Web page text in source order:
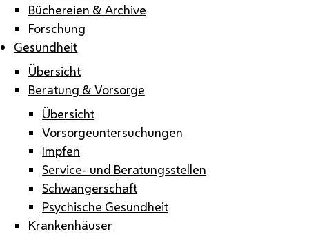
Büchereien & Archive
Forschung
Gesundheit
Übersicht
Beratung & Vorsorge
Übersicht
Vorsorgeuntersuchungen
Impfen
Service- und Beratungsstellen
Schwangerschaft
Psychische Gesundheit
Krankenhäuser